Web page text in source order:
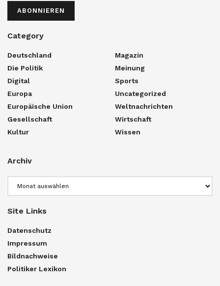
ABONNIEREN
Category
Deutschland
Die Politik
Digital
Europa
Europäische Union
Gesellschaft
Kultur
Magazin
Meinung
Sports
Uncategorized
Weltnachrichten
Wirtschaft
Wissen
Archiv
Site Links
Datenschutz
Impressum
Bildnachweise
Politiker Lexikon